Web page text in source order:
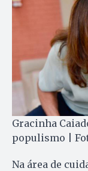
Gracinha
populismo |
Na área de